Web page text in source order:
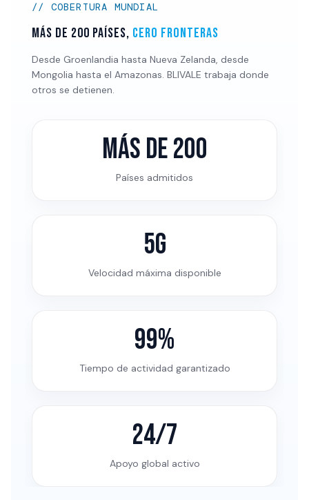
// COBERTURA MUNDIAL
Más de 200 países, cero fronteras
Desde Groenlandia hasta Nueva Zelanda, desde
Mongolia hasta el Amazonas. BLIVALE trabaja donde
otros se detienen.
Más de 200
Países admitidos
5G
Velocidad máxima disponible
99%
Tiempo de actividad garantizado
24/7
Apoyo global activo